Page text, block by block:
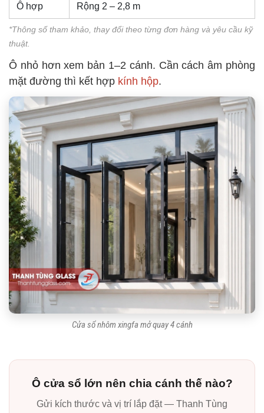
Ô hợp Rộng 2 – 2,8 m
*Thông số tham khảo, thay đổi theo từng đơn hàng và yêu cầu kỹ
thuật.
Ô nhỏ hơn xem bản 1–2 cánh. Cần cách âm phòng
mặt đường thì kết hợp kính hộp.
Cửa sổ nhôm xingfa mở quay 4 cánh
Ô cửa sổ lớn nên chia cánh thế nào?
Gửi kích thước và vị trí lắp đặt — Thanh Tùng